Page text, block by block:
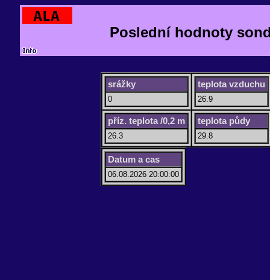
Poslední hodnoty
srážky
0
teplota vzduchu
26.9
příz. teplota /0,2 m
26.3
teplota půdy
29.8
Datum a cas
06.08.2026 20:00:00